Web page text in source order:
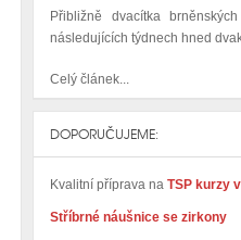
Přibližně dvacítka
následujících týdnech hned
Celý článek...
DOPORUČUJEME:
Kvalitní příprava na TSP kurzy
Stříbrné náušnice se zirkony